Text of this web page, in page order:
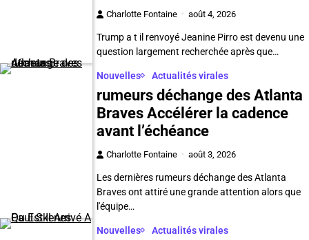
Charlotte Fontaine août 4, 2026
Trump a t il renvoyé Jeanine Pirro est devenu une
question largement recherchée après que…
Nouvelles Actualités virales
rumeurs déchange des Atlanta
Braves Accélérer la cadence
avant l’échéance
Charlotte Fontaine août 3, 2026
Les dernières rumeurs déchange des Atlanta
Braves ont attiré une grande attention alors que
l'équipe…
Nouvelles Actualités virales